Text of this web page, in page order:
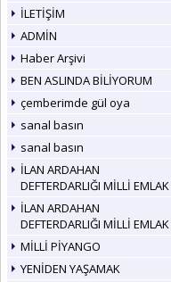
İLETİŞİM
ADMİN
Haber Arşivi
BEN ASLINDA BİLİYORUM
çemberimde gül oya
sanal basın
sanal basın
İLAN ARDAHAN
DEFTERDARLIĞI MİLLİ EMLAK
İLAN ARDAHAN
DEFTERDARLIĞI MİLLİ EMLAK
MİLLİ PİYANGO
YENİDEN YAŞAMAK